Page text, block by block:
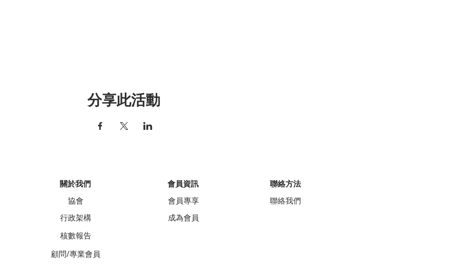
分享此活動
關於我們
協會
行政架構
核數報告
顧問/專業會員
會員資訊
會員專享
成為會員
聯絡方法
聯絡我們